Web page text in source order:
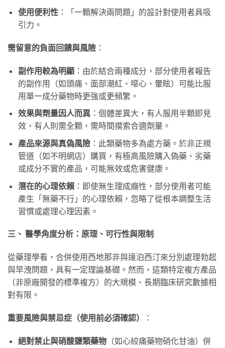
使用便利性：「一顆解決兩問題」的設計對使用者具吸
引力。
需留意的負面回饋與風險 ：
副作用較為明顯：由於結合兩種成分，部分使用者報告
的副作用（如頭痛、面部潮紅、噁心、暈眩）可能比服
用單一成分藥物時更強或更頻繁。
效果與劑量因人而異：個體差異大，有人服用半顆即見
效，有人則需全顆，需時間摸索合適劑量。
產品來源與真偽風險：此類藥物多為處方藥。於非正規
管道（如不明網店）購買，有極高風險購入偽藥、劣藥
或成分不實的產品，可能無效或危害健康。
潛在的心理依賴：即使無生理成癮性，部分使用者可能
產生「無藥不行」的心理依賴，忽略了從根本調整生活
習慣或處理心理因素。
三、 醫學角度分析：原理、可行性與限制
從藥理學看，合併使用西地那非與達泊西汀來分別處理勃起
與早洩問題，具有一定理論基礎。然而，這類特定複方產品
（非原廠開發的標準複方）的大規模、長期臨床研究數據相
對有限。
重要風險與禁忌症（使用前必須確認） ：
絕對禁止與硝酸鹽類藥物（如心絞痛藥物硝化甘油）併